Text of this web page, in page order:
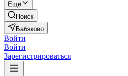
Ещё
Поиск
Бабяково
Войти
Войти
Зарегистрироваться